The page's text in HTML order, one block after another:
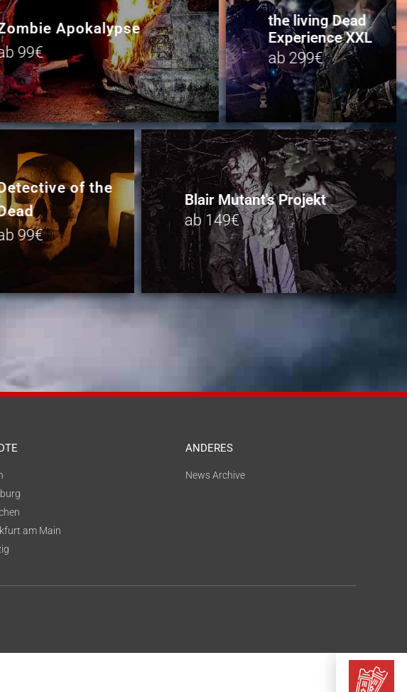
Apokalypse
99€
the living Dead
Experience XXL
ab 299€
of the
99€
Blair Mutant's Projekt
ab 149€
am Main
ANDERES
News Archive